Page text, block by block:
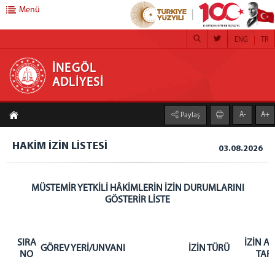
İNEGÖL ADLİYESİ
ANA SAYFA
BAŞSAVCILIK
CUMHURİYET BAŞSAVCISI
CUMHURİYET SAVCILARI
KOMİSYON
CUMHURİYET BAŞSAVCILIĞI BİRİMLERİ
Menü
İNEGÖL
ADLİYESİ
TR
ENG
Paylaş A- A+
HAKİM İZİN LİSTESİ 03.08.2026
MÜSTEMİR YETKİLİ HÂKİMLERİN İZİN DURUMLARINI
GÖSTERİR LİSTE
SIRA
NO
GÖREV YERİ/UNVANI İZİN TÜRÜ
İZİN